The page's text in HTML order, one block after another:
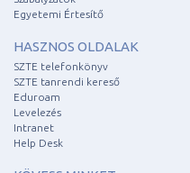
Egyetemi Értesítő
HASZNOS OLDALAK
SZTE telefonkönyv
SZTE tanrendi kereső
Eduroam
Levelezés
Intranet
Help Desk